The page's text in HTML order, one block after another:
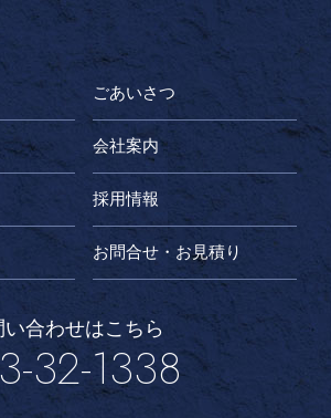
ごあいさつ
会社案内
採用情報
お問合せ・お見積り
合わせはこちら
32-1338